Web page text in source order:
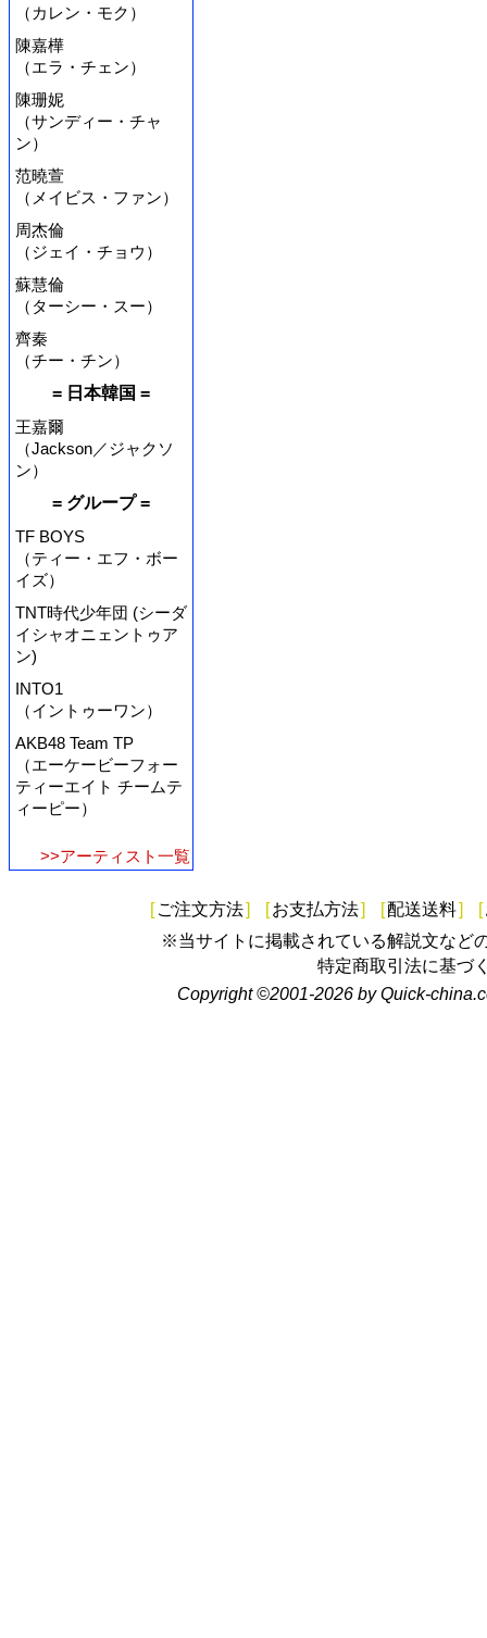
（カレン・モク）
陳嘉樺
（エラ・チェン）
陳珊妮
（サンディー・チャ
ン）
范曉萱
（メイビス・ファン）
周杰倫
（ジェイ・チョウ）
蘇慧倫
（ターシー・スー）
齊秦
（チー・チン）
= 日本韓国 =
王嘉爾
（Jackson／ジャクソ
ン）
= グループ =
TF BOYS
（ティー・エフ・ボー
イズ）
TNT時代少年団 (シーダ
イシャオニェントゥア
ン)
INTO1
（イントゥーワン）
AKB48 Team TP
（エーケービーフォー
ティーエイト チームテ
ィーピー）
>>アーティスト一覧
[ ご注文方法] [お支払方法] [配送送料] [
※当サイトに掲載されている解説文など
特定商取引法に基づ
Copyright ©2001-2026 by Quick-